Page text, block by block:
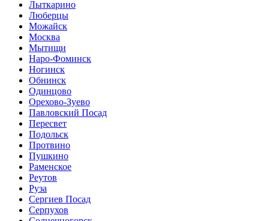
Лыткарино
Люберцы
Можайск
Москва
Мытищи
Наро-Фоминск
Ногинск
Обнинск
Одинцово
Орехово-Зуево
Павловский Посад
Пересвет
Подольск
Протвино
Пушкино
Раменское
Реутов
Руза
Сергиев Посад
Серпухов